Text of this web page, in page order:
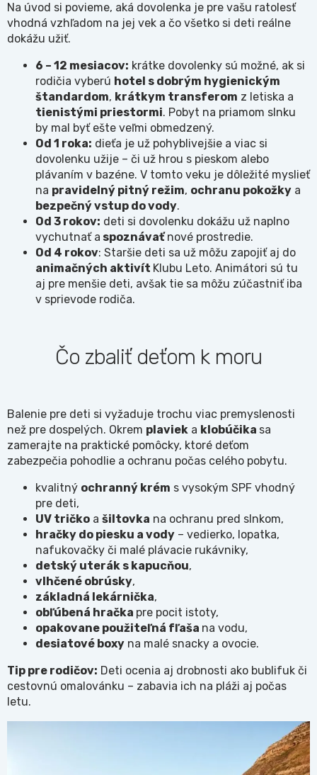
Na úvod si povieme, aká dovolenka je pre vašu ratolesť
vhodná vzhľadom na jej vek a čo všetko si deti reálne
dokážu užiť.
6 – 12 mesiacov: krátke dovolenky sú možné, ak si
rodičia vyberú hotel s dobrým hygienickým
štandardom, krátkym transferom z letiska a
tienistými priestormi. Pobyt na priamom slnku
by mal byť ešte veľmi obmedzený.
Od 1 roka: dieťa je už pohyblivejšie a viac si
dovolenku užije – či už hrou s pieskom alebo
plávaním v bazéne. V tomto veku je dôležité myslieť
na pravidelný pitný režim, ochranu pokožky a
bezpečný vstup do vody.
Od 3 rokov: deti si dovolenku dokážu už naplno
vychutnať a spoznávaťnové prostredie.
Od 4 rokov: Staršie deti sa už môžu zapojiť aj do
animačných aktivít Klubu Leto. Animátori sú tu
aj pre menšie deti, avšak tie sa môžu zúčastniť iba
v sprievode rodiča.
Čo zbaliť deťom k moru
Balenie pre deti si vyžaduje trochu viac premyslenosti
než pre dospelých. Okrem plaviek a klobúčika sa
zamerajte na praktické pomôcky, ktoré deťom
zabezpečia pohodlie a ochranu počas celého pobytu.
kvalitný ochranný krém s vysokým SPF vhodný
pre deti,
UV tričko a šiltovka na ochranu pred slnkom,
hračky do piesku a vody – vedierko, lopatka,
nafukovačky či malé plávacie rukávniky,
detský uterák s kapucňou,
vlhčené obrúsky,
základná lekárnička,
obľúbená hračka pre pocit istoty,
opakovane použiteľná fľaša na vodu,
desiatové boxy na malé snacky a ovocie.
Tip pre rodičov: Deti ocenia aj drobnosti ako bublifuk či
cestovnú omalovánku – zabavia ich na pláži aj počas
letu.